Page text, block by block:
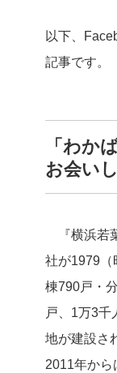
以下、
記事です。
「わか
お会
『横浜若
社が1979（
棟790戸・
戸、1万3千
地が建設さ
2011年から